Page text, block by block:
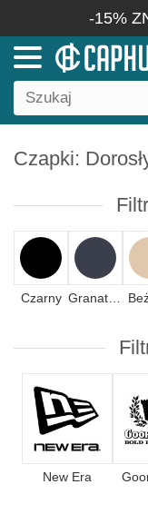
-15%
Czapki:
Czarny
New Era